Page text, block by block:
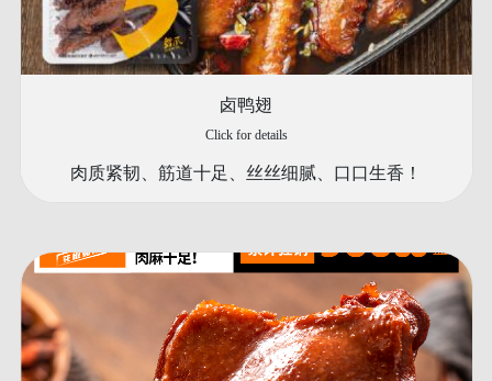
卤鸭翅
Click for details
肉质紧韧、筋道十足、丝丝细腻、口口生香！